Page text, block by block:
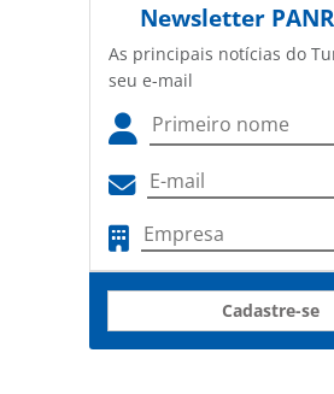
Newsletter
As principais notícias do
seu e-mail
Cadastre-se